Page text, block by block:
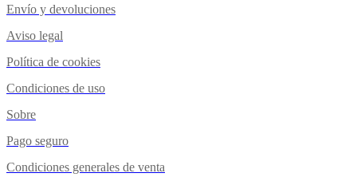
Envío y devoluciones
Aviso legal
Política de cookies
Condiciones de uso
Sobre
Pago seguro
Condiciones generales de venta